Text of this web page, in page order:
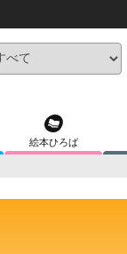
絵本ひろば